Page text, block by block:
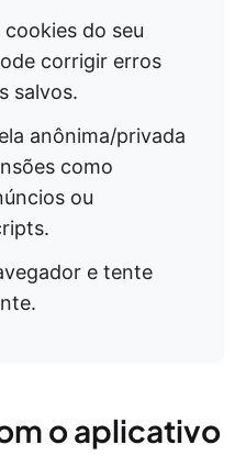
do seu
corrigir erros
salvos.
anônima/privada
como
ou
e tente
o aplicativo